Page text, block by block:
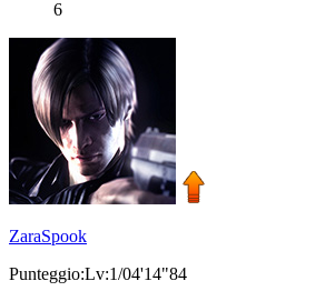
6
ZaraSpook
Punteggio:Lv:1/04'14"84